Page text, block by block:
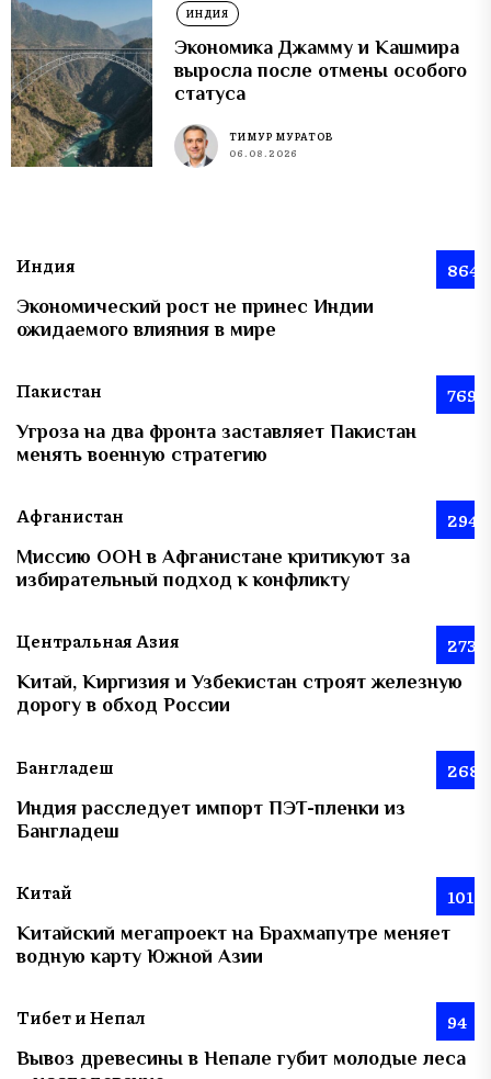
ИНДИЯ
Экономика Джамму и Кашмира
выросла после отмены особого
статуса
ТИМУР МУРАТОВ
06.08.2026
Индия 864
Экономический рост не принес Индии
ожидаемого влияния в мире
Пакистан 769
Угроза на два фронта заставляет Пакистан
менять военную стратегию
Афганистан 294
Миссию ООН в Афганистане критикуют за
избирательный подход к конфликту
Центральная Азия 273
Китай, Киргизия и Узбекистан строят железную
дорогу в обход России
Бангладеш 268
Индия расследует импорт ПЭТ-пленки из
Бангладеш
Китай 101
Китайский мегапроект на Брахмапутре меняет
водную карту Южной Азии
Тибет и Непал 94
Вывоз древесины в Непале губит молодые леса